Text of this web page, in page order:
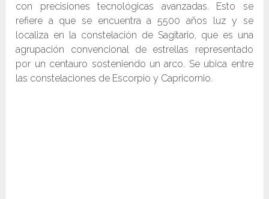
con precisiones tecnológicas avanzadas. Esto se
refiere a que se encuentra a 5500 años luz y se
localiza en la constelación de Sagitario, que es una
agrupación convencional de estrellas representado
por un centauro sosteniendo un arco. Se ubica entre
las constelaciones de Escorpio y Capricornio.